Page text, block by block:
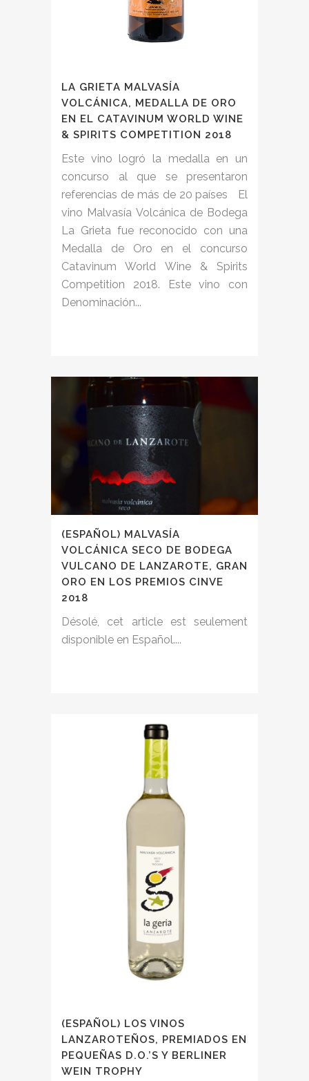
LA GRIETA MALVASÍA
VOLCÁNICA, MEDALLA DE ORO
EN EL CATAVINUM WORLD WINE
& SPIRITS COMPETITION 2018
Este vino logró la medalla en un
concurso al que se presentaron
referencias de más de 20 países El
vino Malvasía Volcánica de Bodega
La Grieta fue reconocido con una
Medalla de Oro en el concurso
Catavinum World Wine & Spirits
Competition 2018. Este vino con
Denominación...
(ESPAÑOL) MALVASÍA
VOLCÁNICA SECO DE BODEGA
VULCANO DE LANZAROTE, GRAN
ORO EN LOS PREMIOS CINVE
2018
Désolé, cet article est seulement
disponible en Español....
(ESPAÑOL) LOS VINOS
LANZAROTEÑOS, PREMIADOS EN
PEQUEÑAS D.O.’S Y BERLINER
WEIN TROPHY